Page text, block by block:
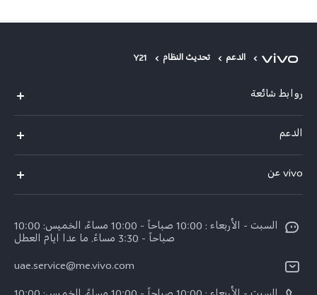
الدعم تحديث النظام Y21
روابط شائعة
X300 (New)
X200 FE (New)
V60 Lite 5G
Y39 5G
الدعم
مركز الخدمة
Funtouch OS
اسعار قطع الغيار
vivo عن
الأخبار
الإشعارات القانونية
نبذة عنا
السبت - الأربعاء : 10:00 صباحاً - 10:00 مساءً، الخميس: 10:00
صباحاً - 3:30 مساءً. ما عدا ايام العطل
uae.service@me.vivo.com